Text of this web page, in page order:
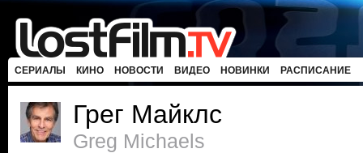
СЕРИАЛЫ КИНО НОВОСТИ ВИДЕО НОВИНКИ РАСПИСАНИЕ
Грег Майклс
Greg Michaels